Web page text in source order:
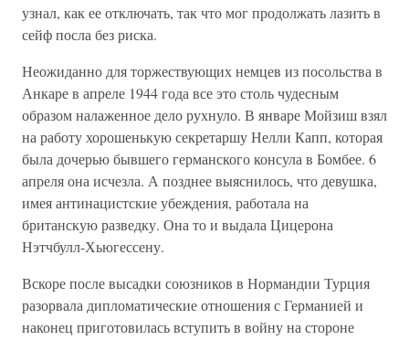
узнал, как ее отключать, так что мог продолжать лазить в
сейф посла без риска.
Неожиданно для торжествующих немцев из посольства в
Анкаре в апреле 1944 года все это столь чудесным
образом налаженное дело рухнуло. В январе Мойзиш взял
на работу хорошенькую секретаршу Нелли Капп, которая
была дочерью бывшего германского консула в Бомбее. 6
апреля она исчезла. А позднее выяснилось, что девушка,
имея антинацистские убеждения, работала на
британскую разведку. Она то и выдала Цицерона
Нэтчбулл-Хьюгессену.
Вскоре после высадки союзников в Нормандии Турция
разорвала дипломатические отношения с Германией и
наконец приготовилась вступить в войну на стороне